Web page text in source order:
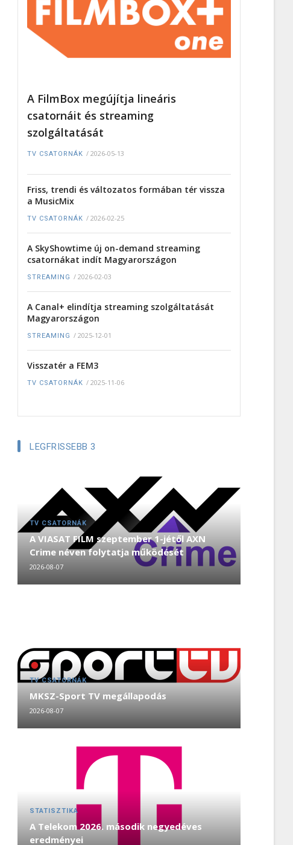
A FilmBox megújítja lineáris
csatornáit és streaming
szolgáltatását
TV CSATORNÁK / 2026-05-13
Friss, trendi és változatos formában tér vissza
a MusicMix
TV CSATORNÁK / 2026-02-25
A SkyShowtime új on-demand streaming
csatornákat indít Magyarországon
STREAMING / 2026-02-03
A Canal+ elindítja streaming szolgáltatását
Magyarországon
STREAMING / 2025-12-01
Visszatér a FEM3
TV CSATORNÁK / 2025-11-06
LEGFRISSEBB 3
TV CSATORNÁK
A VIASAT FILM szeptember 1-jétől AXN
Crime néven folytatja működését
2026-08-07
TV CSATORNÁK
MKSZ-Sport TV megállapodás
2026-08-07
STATISZTIKA
A Telekom 2026. második negyedéves
eredményei